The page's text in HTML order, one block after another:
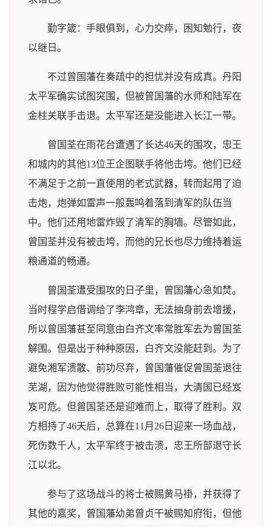
勤字箴：手眼俱到，心力交瘁，困知勉行，夜
以继日。
不过曾国藩在奏疏中的担忧并没有成真。丹阳
太平军确实试图突围，但被曾国藩的水师和陆军在
金柱关联手击退。太平军还是没能进入长江一带。
曾国荃在雨花台遭遇了长达46天的围攻，忠王
和城内的其他13位王企图联手将他击垮。他们已经
不满足于之前一直使用的老式武器，转而起用了迫
击炮，炮弹如雷声一般轰鸣着落到清军的队伍当
中。他们还用地雷炸毁了清军的胸墙。尽管如此，
曾国荃并没有被击垮，而他的兄长也尽力维持着运
粮通道的畅通。
曾国荃遭受围攻的日子里，曾国藩心急如焚。
当时程学启借调给了李鸿章，无法抽身前去增援，
所以曾国藩甚至同意由白齐文率常胜军去为曾国荃
解围。但是出于种种原因，白齐文没能赶到。为了
避免湘军溃散、前功尽弃，曾国藩催促曾国荃退往
芜湖，因为他觉得胜败可能性相当，大清国已经岌
岌可危。但曾国荃还是迎难而上，取得了胜利。双
方相持了46天后，总算在11月26日迎来一场血战，
死伤数千人，太平军终于被击溃，忠王所部退守长
江以北。
参与了这场战斗的将士被赐黄马褂，并获得了
其他的嘉奖，曾国藩幼弟曾贞干被赐知府衔，但他